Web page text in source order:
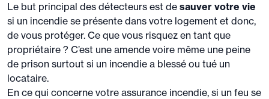
Le but principal des détecteurs est de sauver votre vie
si un incendie se présente dans votre logement et donc,
de vous protéger. Ce que vous risquez en tant que
propriétaire ? C’est une amende voire même une peine
de prison surtout si un incendie a blessé ou tué un
locataire.
En ce qui concerne votre assurance incendie, si un feu se